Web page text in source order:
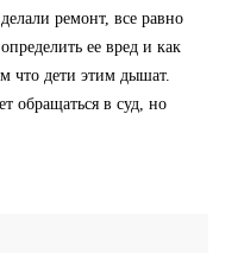
ремонт, все равно
ее вред и как
что дети этим дышат.
обращаться в суд, но